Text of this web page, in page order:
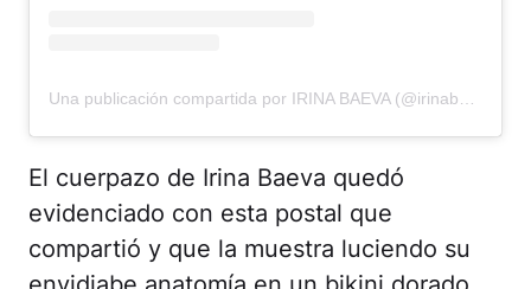
El cuerpazo de Irina Baeva quedó
evidenciado con esta postal que
compartió y que la muestra luciendo su